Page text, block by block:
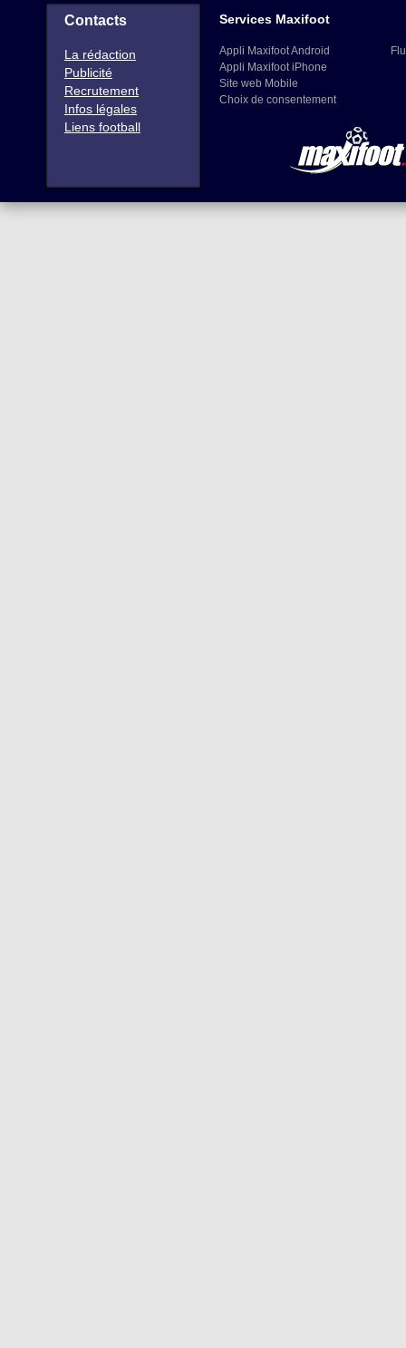
Contacts
La rédaction
Publicité
Recrutement
Infos légales
Liens football
Services Maxifoot
Appli Maxifoot Android
Appli Maxifoot iPhone
Site web Mobile
Choix de consentement